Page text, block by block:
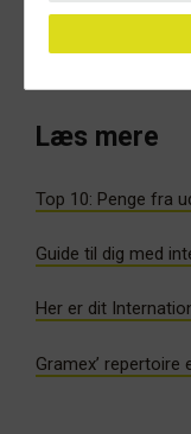
Læs mere
Top 10: Penge fra
Guide til dig med
Her er dit
Gramex’ repertoire